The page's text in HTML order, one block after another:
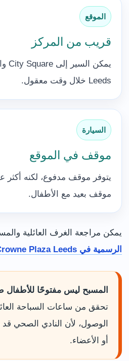
الموقع
قريب من المركز
Leeds خلال وقت معقول.
السيارة
موقف في الموقع
يتوفر موقف مدفوع، لكنه أكثر
موقف بعيد مع الأطفال.
يمكن مراجعة الغرف العائلية
الرسمية في Crowne Plaza Leeds
المسبح ليس مفتوحًا للأطفال
تحقق من ساعات السباحة
الوصول، لأن النادي الصحي
أو الأعضاء.